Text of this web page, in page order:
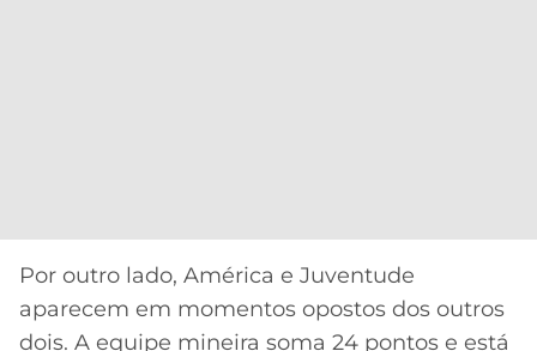
Por outro lado, América e Juventude
aparecem em momentos opostos dos outros
dois. A equipe mineira soma 24 pontos e está